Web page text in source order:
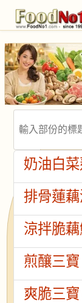
奶油白
排骨蓮
涼拌脆
煎釀三寶
爽脆三